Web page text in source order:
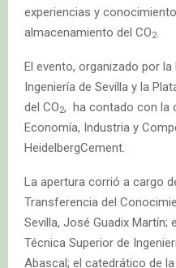
experiencias y
almacenamiento del CO2
El evento, organizado por
Ingeniería de Sevilla y la
del CO2, ha contado con la
Economía, Industria y
HeidelbergCement.
La apertura corrió a cargo
Transferencia del
Sevilla, José Guadix Martín;
Técnica Superior de
Abascal; el catedrático de